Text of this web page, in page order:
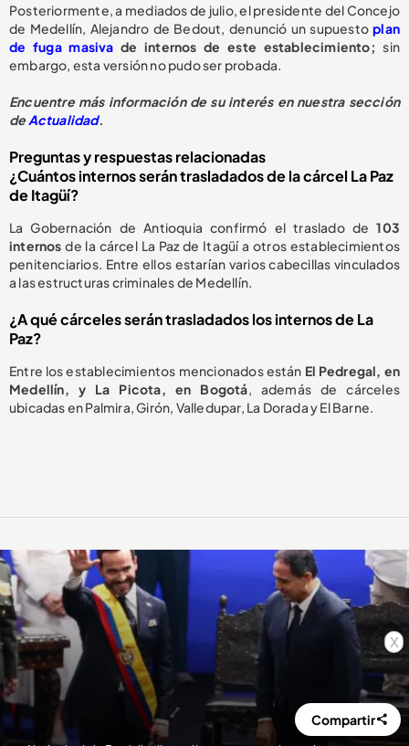
x
Posteriormente, a mediados de julio, el presidente del Concejo
de Medellín, Alejandro de Bedout, denunció un supuesto plan
de fuga masivade internos de este establecimiento; sin
embargo, esta versión no pudo ser probada.
Encuentre más información de su interés en nuestra sección
deActualidad.
Preguntas y respuestas relacionadas
¿Cuántos internos serán trasladados de la cárcel La Paz
de Itagüí?
La Gobernación de Antioquia confirmó el traslado de103
internos de la cárcel La Paz de Itagüí a otros establecimientos
penitenciarios. Entre ellos estarían varios cabecillas vinculados
a las estructuras criminales de Medellín.
¿A qué cárceles serán trasladados los internos de La
Paz?
Entre los establecimientos mencionados están El Pedregal, en
Medellín, y La Picota, en Bogotá , además de cárceles
ubicadas en Palmira, Girón, Valledupar, La Dorada y El Barne.
Compartir